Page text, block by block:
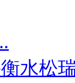
水松